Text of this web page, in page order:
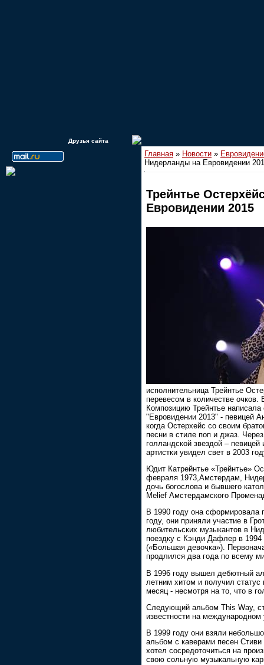
Друзья сайта
Главная » Новости »
Нидерланды на Евровидении
Трейнтье
Евровидении 2015
исполнительница Трейнтье
перевесом в количестве
Композицию Трейнтье
"Евровидении 2013" - певицей
когда Остерхейс со своим
песни в стиле поп и джаз.
голландской звездой –
артистки увидел свет в 2003
Юдит Катрейнтье «Трейнтье»
февраля 1973,Амстердам,
дочь богослова и бывшего
Melief Амстердамского
В 1990 году она сформировала
году, они приняли участие в
любительских музыкантов в
поездку с Кэнди Дафлер в
(«Большая девочка»).
продлился два года по всему
В 1996 году вышел дебютный
летним хитом и получил
месяц - несмотря на то, что в
Следующий альбом This Way,
известности на международном
В 1999 году они взяли
альбом с каверами песен
хотел сосредоточиться на
свою сольную музыкальную